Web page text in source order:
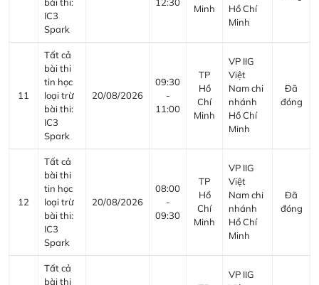
IC3
Spark
Minh
Hồ Chí
Minh
11
Tất cả
bài thi
tin học
loại trừ
bài thi:
IC3
Spark
20/08/2026
09:30
-
11:00
TP
Hồ
Chí
Minh
VP IIG
Việt
Nam chi
nhánh
Hồ Chí
Minh
Đã
đóng
12
Tất cả
bài thi
tin học
loại trừ
bài thi:
IC3
Spark
20/08/2026
08:00
-
09:30
TP
Hồ
Chí
Minh
VP IIG
Việt
Nam chi
nhánh
Hồ Chí
Minh
Đã
đóng
Tất cả
bài thi
VP IIG